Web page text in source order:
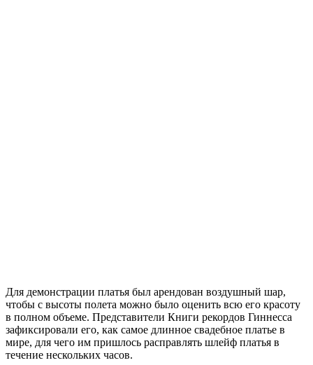
Для демонстрации платья был арендован воздушный шар,
чтобы с высоты полета можно было оценить всю его красоту
в полном объеме. Представители Книги рекордов Гиннесса
зафиксировали его, как самое длинное свадебное платье в
мире, для чего им пришлось расправлять шлейф платья в
течение нескольких часов.